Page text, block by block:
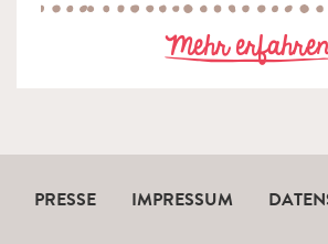
Mehr
PRESSE IMPRESSUM